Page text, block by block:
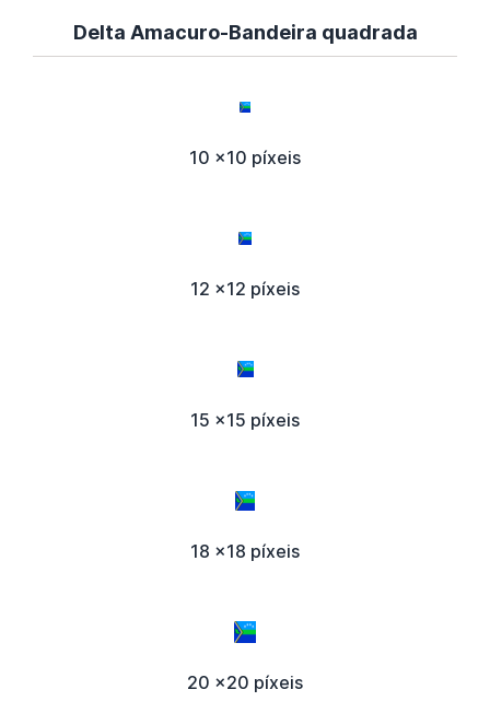
Delta Amacuro-Bandeira quadrada
10 x10 píxeis
12 x12 píxeis
15 x15 píxeis
18 x18 píxeis
20 x20 píxeis